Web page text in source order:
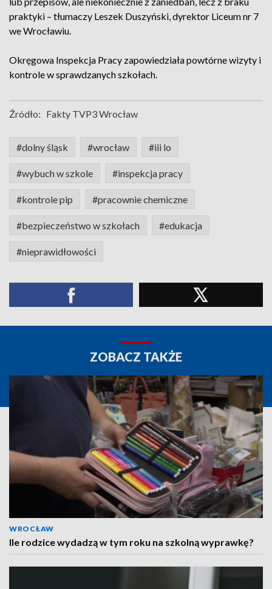
praktyki – tłumaczy Leszek Duszyński, dyrektor Liceum nr 7
we Wrocławiu.
Okręgowa Inspekcja Pracy zapowiedziała powtórne wizyty i
kontrole w sprawdzanych szkołach.
Źródło: Fakty TVP3 Wrocław
#dolny śląsk #wrocław #iii lo
#wybuch w szkole #inspekcja pracy
#kontrole pip #pracownie chemiczne
#bezpieczeństwo w szkołach #edukacja
#nieprawidłowości
ZOBACZ TAKŻE
WROCŁAW
Ile rodzice wydadzą w tym roku na szkolną wyprawkę?